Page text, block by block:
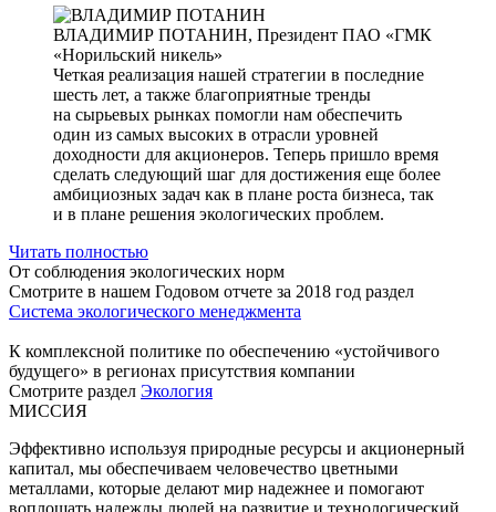
ВЛАДИМИР ПОТАНИН, Президент ПАО «ГМК
«Норильский никель»
Четкая реализация нашей стратегии в последние
шесть лет, а также благоприятные тренды
на сырьевых рынках помогли нам обеспечить
один из самых высоких в отрасли уровней
доходности для акционеров. Теперь пришло время
сделать следующий шаг для достижения еще более
амбициозных задач как в плане роста бизнеса, так
и в плане решения экологических проблем.
Читать полностью
От соблюдения экологических норм
Смотрите в нашем Годовом отчете за 2018 год раздел
Система экологического менеджмента
К комплексной политике по обеспечению «устойчивого
будущего» в регионах присутствия компании
Смотрите раздел Экология
МИССИЯ
Эффективно используя природные ресурсы и акционерный
капитал, мы обеспечиваем человечество цветными
металлами, которые делают мир надежнее и помогают
воплощать надежды людей на развитие и технологический